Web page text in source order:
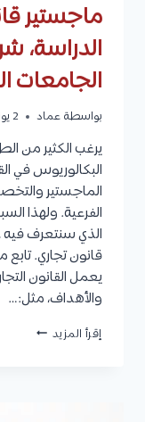
ماجستير
الدراسة،
الجامعات
بواسطة عماد 2 يونيو، 2024
يرغب الكثير من
البكالوريوس في
الماجستير
الفرعية. ولهذا
الذي سنتعرف
قانون تجاري.
يعمل القانون
والأهداف، مثل:…
إقرأ المزيد ماجستير